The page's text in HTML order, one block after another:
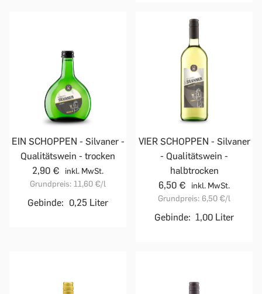
EIN SCHOPPEN - Silvaner -
Qualitätswein - trocken
2,90 €
inkl. MwSt.
Grundpreis: 11,60 €/l
Gebinde: 0,25 Liter
VIER SCHOPPEN - Silvaner
- Qualitätswein -
halbtrocken
6,50 €
inkl. MwSt.
Grundpreis: 6,50 €/l
Gebinde: 1,00 Liter